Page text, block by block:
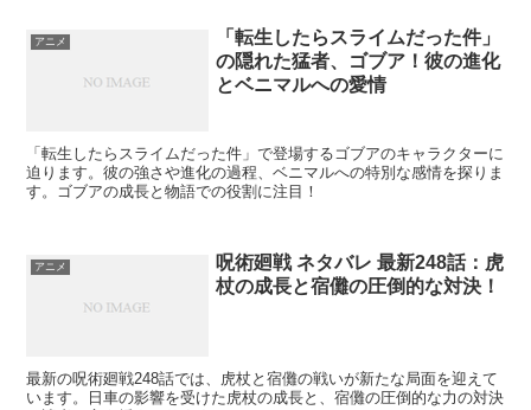
アニメ
「転生したらスライムだった件」
の隠れた猛者、ゴブア！彼の進化
とベニマルへの愛情
「転生したらスライムだった件」で登場するゴブアのキャラクターに
迫ります。彼の強さや進化の過程、ベニマルへの特別な感情を探りま
す。ゴブアの成長と物語での役割に注目！
アニメ
呪術廻戦 ネタバレ 最新248話：虎
杖の成長と宿儺の圧倒的な対決！
最新の呪術廻戦248話では、虎杖と宿儺の戦いが新たな局面を迎えて
います。日車の影響を受けた虎杖の成長と、宿儺の圧倒的な力の対決